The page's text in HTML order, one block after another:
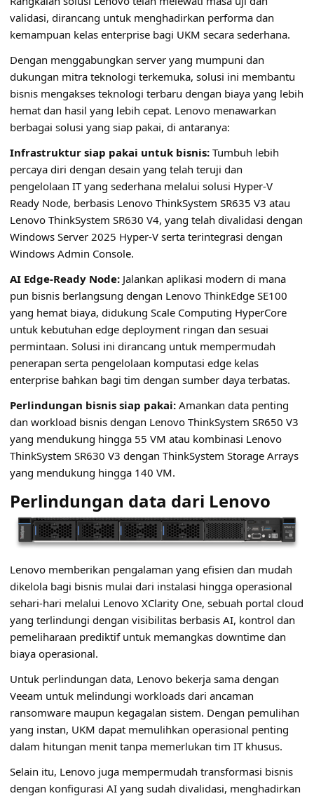
validasi, dirancang untuk menghadirkan performa dan
kemampuan kelas enterprise bagi UKM secara sederhana.
Dengan menggabungkan server yang mumpuni dan
dukungan mitra teknologi terkemuka, solusi ini membantu
bisnis mengakses teknologi terbaru dengan biaya yang lebih
hemat dan hasil yang lebih cepat. Lenovo menawarkan
berbagai solusi yang siap pakai, di antaranya:
Infrastruktur siap pakai untuk bisnis: Tumbuh lebih
percaya diri dengan desain yang telah teruji dan
pengelolaan IT yang sederhana melalui solusi Hyper-V
Ready Node, berbasis Lenovo ThinkSystem SR635 V3 atau
Lenovo ThinkSystem SR630 V4, yang telah divalidasi dengan
Windows Server 2025 Hyper-V serta terintegrasi dengan
Windows Admin Console.
AI Edge-Ready Node: Jalankan aplikasi modern di mana
pun bisnis berlangsung dengan Lenovo ThinkEdge SE100
yang hemat biaya, didukung Scale Computing HyperCore
untuk kebutuhan edge deployment ringan dan sesuai
permintaan. Solusi ini dirancang untuk mempermudah
penerapan serta pengelolaan komputasi edge kelas
enterprise bahkan bagi tim dengan sumber daya terbatas.
Perlindungan bisnis siap pakai: Amankan data penting
dan workload bisnis dengan Lenovo ThinkSystem SR650 V3
yang mendukung hingga 55 VM atau kombinasi Lenovo
ThinkSystem SR630 V3 dengan ThinkSystem Storage Arrays
yang mendukung hingga 140 VM.
Perlindungan data dari Lenovo
Lenovo memberikan pengalaman yang efisien dan mudah
dikelola bagi bisnis mulai dari instalasi hingga operasional
sehari-hari melalui Lenovo XClarity One, sebuah portal cloud
yang terlindungi dengan visibilitas berbasis AI, kontrol dan
pemeliharaan prediktif untuk memangkas downtime dan
biaya operasional.
Untuk perlindungan data, Lenovo bekerja sama dengan
Veeam untuk melindungi workloads dari ancaman
ransomware maupun kegagalan sistem. Dengan pemulihan
yang instan, UKM dapat memulihkan operasional penting
dalam hitungan menit tanpa memerlukan tim IT khusus.
Selain itu, Lenovo juga mempermudah transformasi bisnis
dengan konfigurasi AI yang sudah divalidasi, menghadirkan